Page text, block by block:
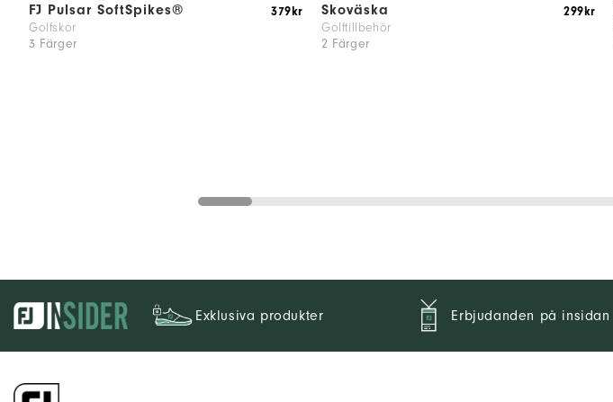
FJ Pulsar SoftSpikes®
Golfskor
3 Färger
379kr Skoväska
Golftillbehör
2 Färger
299kr
Exklusiva produkter Erbjudanden på insidan